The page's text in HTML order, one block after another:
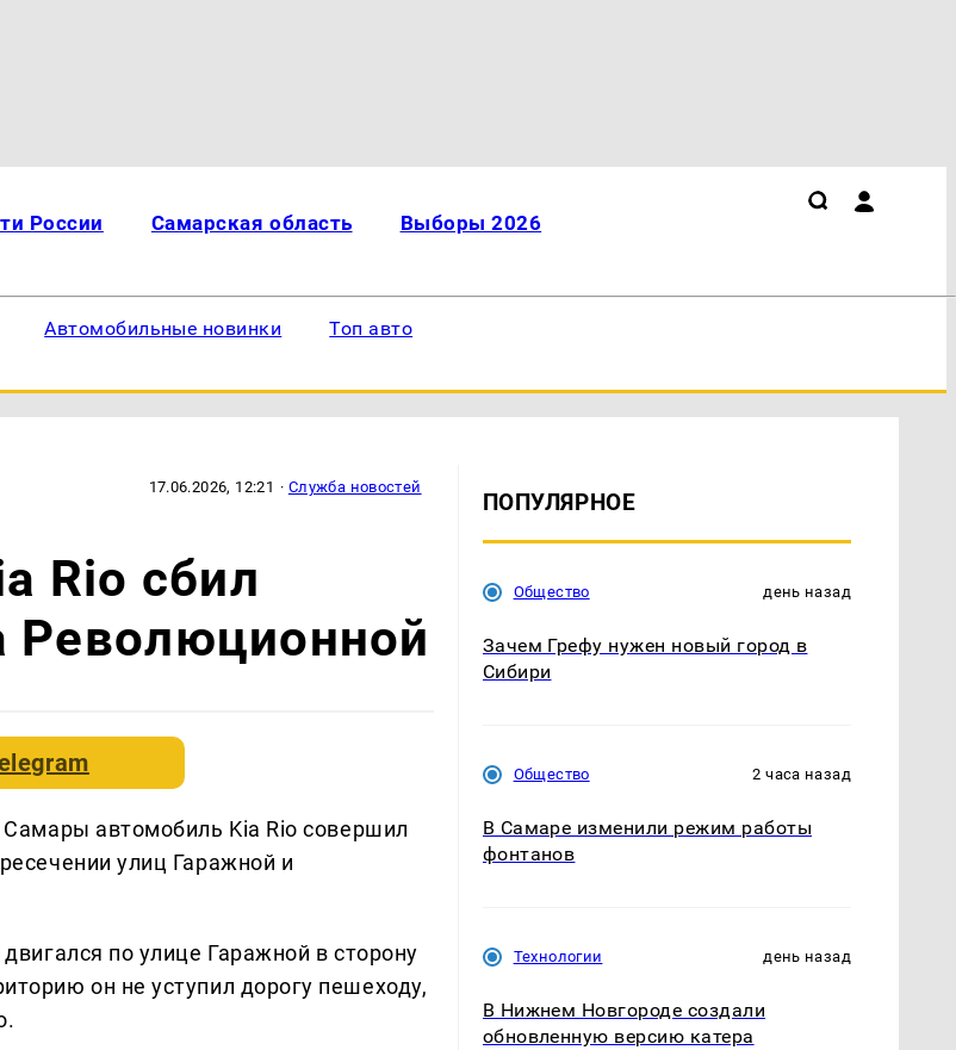
России Самарская область Выборы 2026
Автомобильные новинки Топ авто
17.06.2026, 12:21 · Служба новостей
Rio сбил
Революционной
автомобиль Kia Rio совершил
улиц Гаражной и
по улице Гаражной в сторону
он не уступил дорогу пешеходу,
ПОПУЛЯРНОЕ
Общество день назад
Зачем Грефу нужен новый город в
Сибири
Общество 2 часа назад
В Самаре изменили режим работы
фонтанов
Технологии день назад
В Нижнем Новгороде создали
обновленную версию катера